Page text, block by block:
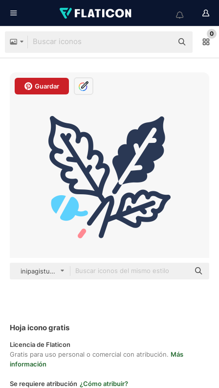
0
Guardar
inipagistudio Mixed
Hoja icono gratis
Licencia de Flaticon
Gratis para uso personal o comercial con atribución. Más
información
Se requiere atribución ¿Cómo atribuir?